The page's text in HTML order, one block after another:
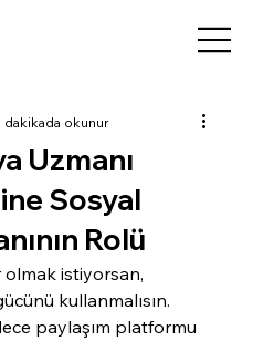
Uzmanı
Sosyal
Rolü
dakikada okunur
istiyorsan,
kullanmalısın.
paylaşım platformu